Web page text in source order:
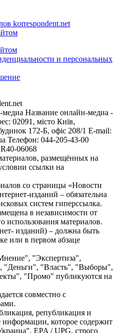
korrespondent.net
и персональных
Название онлайн-медиа -
02091, місто Київ,
172-Б, офіс 208/1 E-mail:
Телефон: 044-205-43-00
06068
размещённых на
ссылки на
со страницы «Новости
изданий – обязательна
систем гиперссылка.
в независимости от
использования материалов.
изданий) – должна быть
или в первом абзаце
"Экспертиза",
"Деньги", "Власть", "Выборы",
"Промо" публикуются на
совместно с
републикация и
информации, которое содержит
EPA / UPG, строго